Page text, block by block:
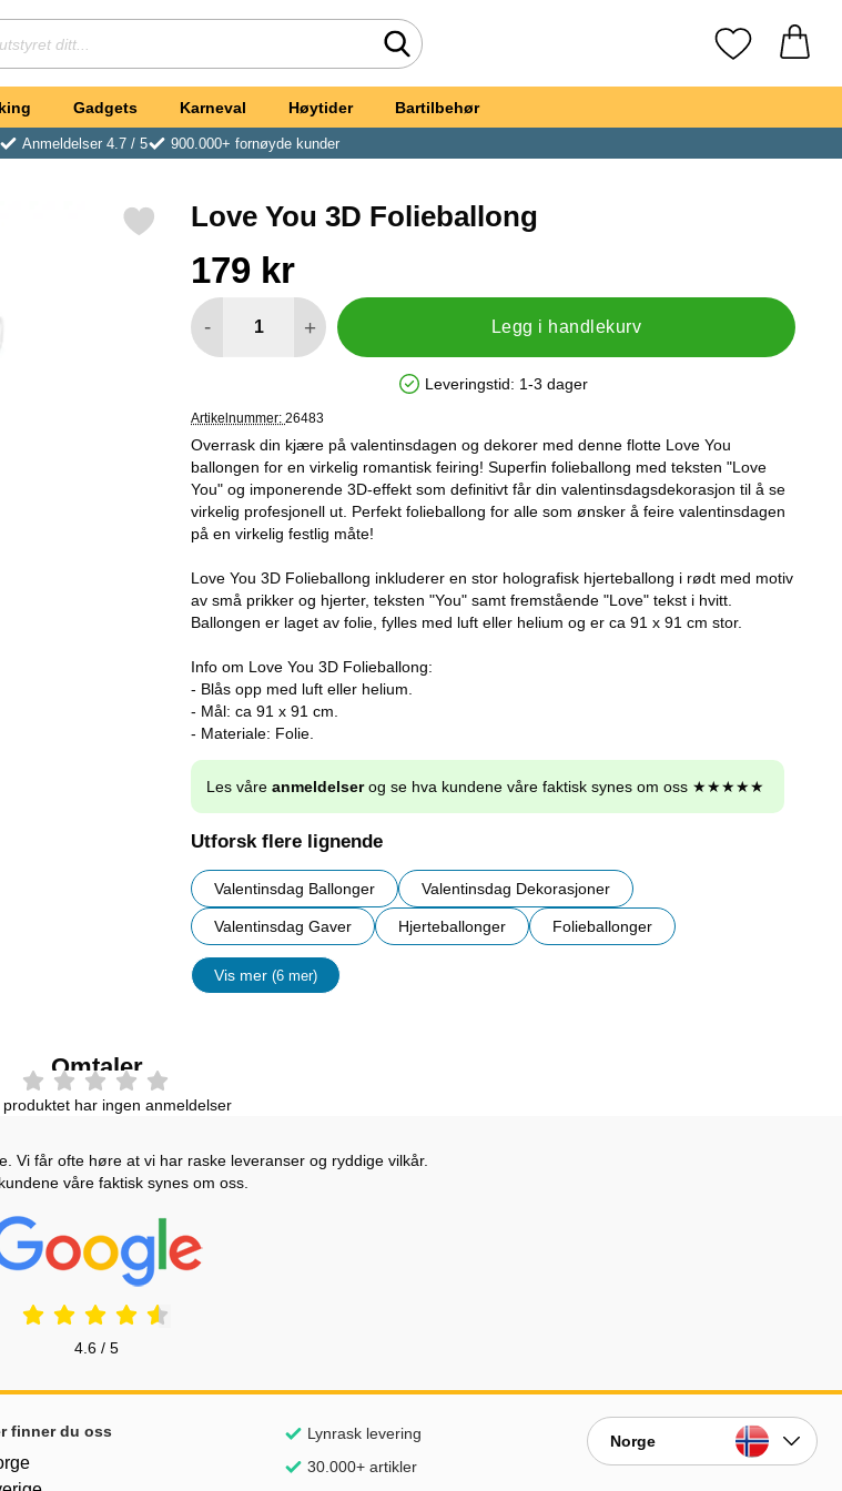
Søk Mine favoritter
Gadgets Karneval Høytider Bartilbehør
Anmeldelser 4.7 / 5
900.000+ fornøyde kunder
love You 3D Folieballong som favorittLove You 3D Folieballong
pris
179 kr
- + Legg i handlekurv
Produkttilgjengelighet: På lager
Leveringstid: 1-3 dager
Artikelnummer: 26483
Overrask din kjære på valentinsdagen og dekorer med denne flotte Love You
ballongen for en virkelig romantisk feiring! Superfin folieballong med teksten "Love
You" og imponerende 3D-effekt som definitivt får din valentinsdagsdekorasjon til å se
virkelig profesjonell ut. Perfekt folieballong for alle som ønsker å feire valentinsdagen
på en virkelig festlig måte!
Love You 3D Folieballong inkluderer en stor holografisk hjerteballong i rødt med motiv
av små prikker og hjerter, teksten "You" samt fremstående "Love" tekst i hvitt.
Ballongen er laget av folie, fylles med luft eller helium og er ca 91 x 91 cm stor.
Info om Love You 3D Folieballong:
- Blås opp med luft eller helium.
- Mål: ca 91 x 91 cm.
- Materiale: Folie.
Les våre anmeldelserog se hva kundene våre faktisk synes om oss ★★★★★
Utforsk flere lignende
Valentinsdag Ballonger Valentinsdag Dekorasjoner
Valentinsdag Gaver Hjerteballonger Folieballonger
Vis mer (6 mer)
egenskaper
Omtaler
produktet har ingen anmeldelser
Vi får ofte høre at vi har raske leveranser og ryddige vilkår.
våre faktisk synes om oss.
Prisjakt Vurdering: 4.6 Stjerne
4.6 / 5
finner du oss
Lynrask levering
30.000+ artikler
Norge